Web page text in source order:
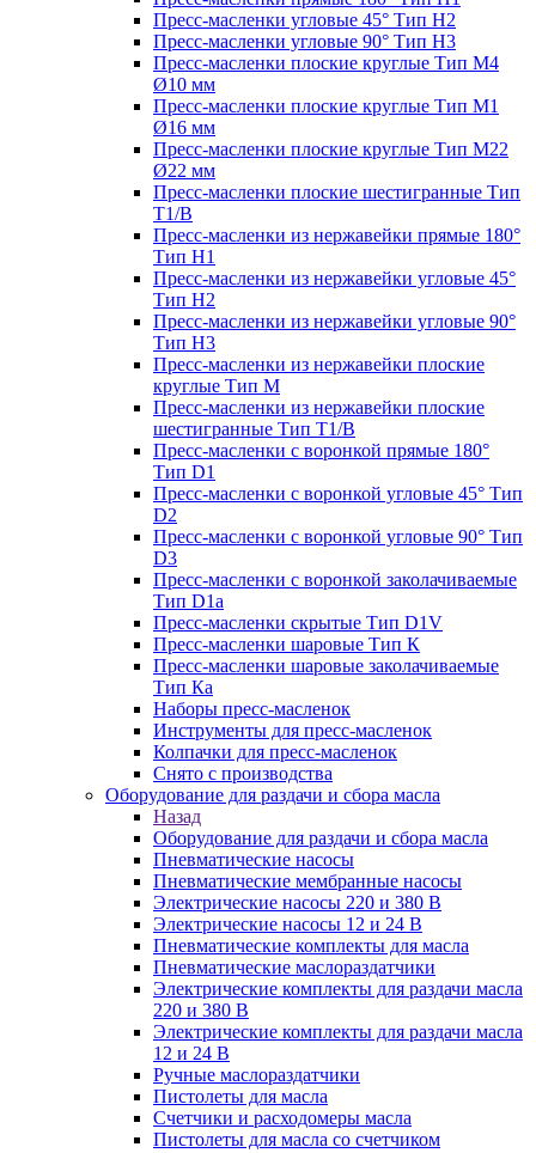
Пресс-масленки угловые 45° Тип H2
Пресс-масленки угловые 90° Тип H3
Пресс-масленки плоские круглые Тип M4
Ø10 мм
Пресс-масленки плоские круглые Тип M1
Ø16 мм
Пресс-масленки плоские круглые Тип M22
Ø22 мм
Пресс-масленки плоские шестигранные Тип
T1/B
Пресс-масленки из нержавейки прямые 180°
Тип H1
Пресс-масленки из нержавейки угловые 45°
Тип H2
Пресс-масленки из нержавейки угловые 90°
Тип H3
Пресс-масленки из нержавейки плоские
круглые Тип M
Пресс-масленки из нержавейки плоские
шестигранные Тип T1/B
Пресс-масленки с воронкой прямые 180°
Тип D1
Пресс-масленки с воронкой угловые 45° Тип
D2
Пресс-масленки с воронкой угловые 90° Тип
D3
Пресс-масленки с воронкой заколачиваемые
Тип D1a
Пресс-масленки скрытые Тип D1V
Пресс-масленки шаровые Тип К
Пресс-масленки шаровые заколачиваемые
Тип Кa
Наборы пресс-масленок
Инструменты для пресс-масленок
Колпачки для пресс-масленок
Снято с производства
Оборудование для раздачи и сбора масла
Назад
Оборудование для раздачи и сбора масла
Пневматические насосы
Пневматические мембранные насосы
Электрические насосы 220 и 380 В
Электрические насосы 12 и 24 В
Пневматические комплекты для масла
Пневматические маслораздатчики
Электрические комплекты для раздачи масла
220 и 380 В
Электрические комплекты для раздачи масла
12 и 24 В
Ручные маслораздатчики
Пистолеты для масла
Счетчики и расходомеры масла
Пистолеты для масла со счетчиком